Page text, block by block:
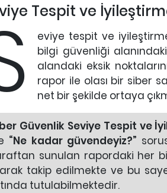
Tespit ve
eviye tespit ve
bilgi güvenliği
alandaki eksik
rapor ile olası bir siber
net bir şekilde ortaya
Güvenlik Seviye Tespit ve
“Ne kadar güvendeyiz?”
sunulan rapordaki her
takip edilmekte ve bu
tutulabilmektedir.